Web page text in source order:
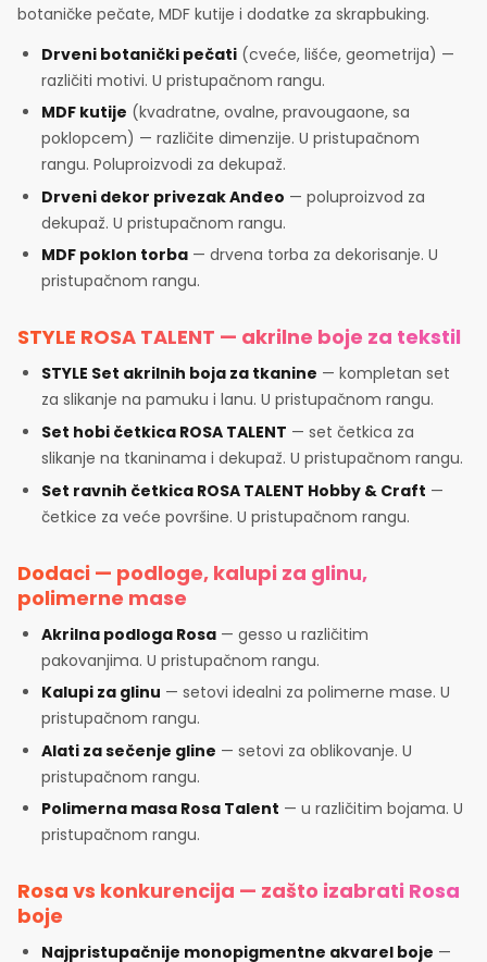
botaničke pečate, MDF kutije i dodatke za skrapbuking.
Drveni botanički pečati (cveće, lišće, geometrija) —
različiti motivi. U pristupačnom rangu.
MDF kutije (kvadratne, ovalne, pravougaone, sa
poklopcem) — različite dimenzije. U pristupačnom
rangu. Poluproizvodi za dekupaž.
Drveni dekor privezak Anđeo — poluproizvod za
dekupaž. U pristupačnom rangu.
MDF poklon torba — drvena torba za dekorisanje. U
pristupačnom rangu.
STYLE ROSA TALENT — akrilne boje za tekstil
STYLE Set akrilnih boja za tkanine — kompletan set
za slikanje na pamuku i lanu. U pristupačnom rangu.
Set hobi četkica ROSA TALENT — set četkica za
slikanje na tkaninama i dekupaž. U pristupačnom rangu.
Set ravnih četkica ROSA TALENT Hobby & Craft —
četkice za veće površine. U pristupačnom rangu.
Dodaci — podloge, kalupi za glinu,
polimerne mase
Akrilna podloga Rosa — gesso u različitim
pakovanjima. U pristupačnom rangu.
Kalupi za glinu — setovi idealni za polimerne mase. U
pristupačnom rangu.
Alati za sečenje gline — setovi za oblikovanje. U
pristupačnom rangu.
Polimerna masa Rosa Talent — u različitim bojama. U
pristupačnom rangu.
Rosa vs konkurencija — zašto izabrati Rosa
boje
Najpristupačnije monopigmentne akvarel boje —